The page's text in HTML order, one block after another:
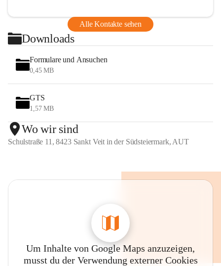
Alle Kontakte sehen
Downloads
Formulare und Ansuchen
0,45 MB
GTS
1,57 MB
Wo wir sind
Schulstraße 11, 8423 Sankt Veit in der Südsteiermark, AUT
Um Inhalte von Google Maps anzuzeigen,
musst du der Verwendung externer Cookies